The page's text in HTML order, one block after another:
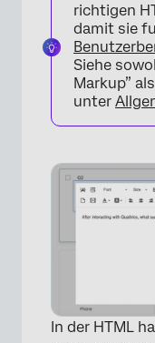
richtigen
damit sie
Siehe
Markup”
unter
In der HTML